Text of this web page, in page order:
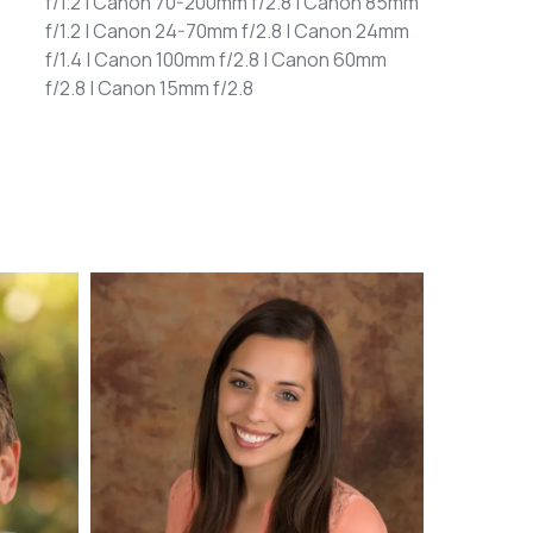
f/1.2 | Canon 24-70mm f/2.8 | Canon 24mm
f/1.4 | Canon 100mm f/2.8 | Canon 60mm
f/2.8 | Canon 15mm f/2.8